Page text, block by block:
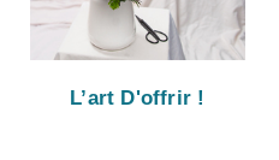
L’art D'offrir !